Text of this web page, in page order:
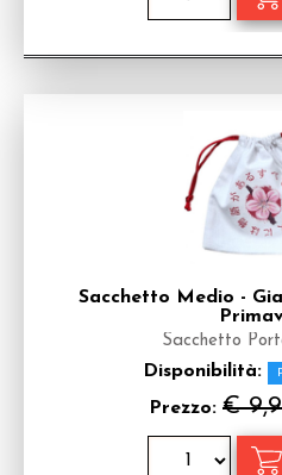
Sacchetto Medio -
Sacchetto
Disponibilità:
Prezzo: €